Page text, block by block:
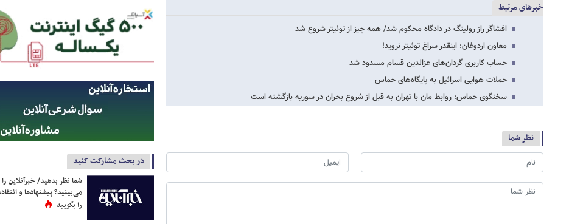
خبرهای مرتبط
افشاگر راز رولینگ در دادگاه محکوم شد/ همه چیز از توئیتر شروع شد
معاون اردوغان: اینقدر سراغ توئیتر نروید!
حساب کاربری گردان‌های عزالدین قسام مسدود شد
حملات هوایی اسرائیل به پایگاه‌های حماس
سخنگوی حماس: روابط مان با تهران به قبل از شروع بحران در سوریه بازگشته است
نظر شما
در بحث مشارکت کنید
شما نظر بدهید/ خبرآنلاین
می‌بینید؟ پیشنهادها و
را بگویید